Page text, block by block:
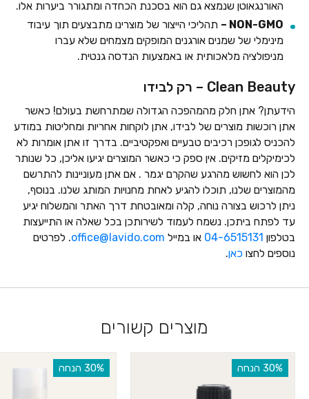
האורנגאוטן שנמצא גם הוא בסכנת הכחדה ומתגורר ביערות אלו.
NON-GMO –
תהליכי הייצור של מוצרינו מתבצעים תוך עיבוד
מינימלי של שמנים אורגנים המופקים מצמחים שלא עברו
מניפולציה מלאכותית או באמצעות הנדסה גנטית.
Clean Beauty – רק לבידו
הידעתן? אתן חלק מהמהפכה הגדולה שמתרחשת בעולם! כאשר
אתן רוכשות מוצרים של לבידו, אתן לוקחות אחריות ומחליטות במודע
להכניס לגופכן רכיבים טבעיים ואפקטיביים. בדרך זו אתן אומרות לא
לכימיקלים מזיקים. אין ספק כי כאשר המוצרים יגיעו אליכן, כל שנותר
לכן הוא לחשוש מהרגע שהקרם יגמר . אם אתן מעוניינות להתרשם
מהמוצרים שלנו, תוכלו להגיע לאחת מחנויות המותג שלנו. בנוסף,
ניתן לרכוש בצורה נוחה, קלה ומאובטחת דרך האתר והמשלוח יגיע
עד לפתח ביתכן. נשמח לעמוד לשירותכן בכל שאלה או התייעצות
בטלפון 04-6515131 או במייל office@lavido.com. לפרטים
נוספים לחצו כאן.
מוצרים קשורים
‫30% הנחה ‫30% הנחה